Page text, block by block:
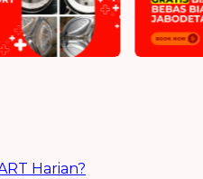
Harian?